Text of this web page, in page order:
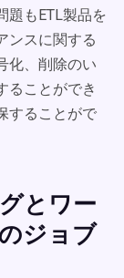
題もETL製品を
ンスに関する
化、削除のい
ることができ
することがで
とワー
ジョブ